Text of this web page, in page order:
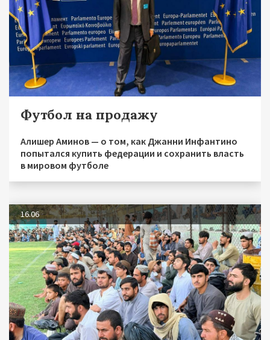
Футбол на продажу
Алишер Аминов — о том, как Джанни Инфантино
попытался купить федерации и сохранить власть
в мировом футболе
16.06